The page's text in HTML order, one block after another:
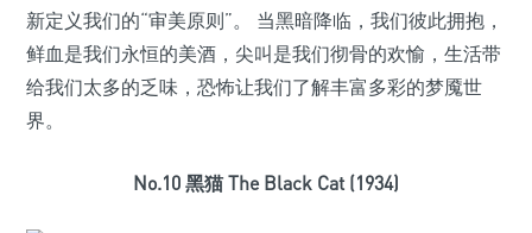
新定义我们的“审美原则”。 当黑暗降临，我们彼此拥抱，
鲜血是我们永恒的美酒，尖叫是我们彻骨的欢愉，生活带
给我们太多的乏味，恐怖让我们了解丰富多彩的梦魇世
界。
No.10 黑猫 The Black Cat (1934)